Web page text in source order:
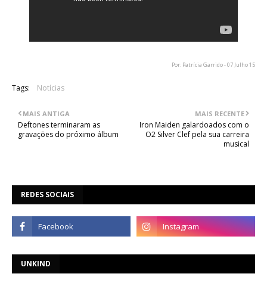
Por: Patrícia Garrido - 07 Julho 15
Tags: Notícias
MAIS RECENTE
Iron Maiden galardoados com o
O2 Silver Clef pela sua carreira
musical
MAIS ANTIGA
Deftones terminaram as
gravações do próximo álbum
REDES SOCIAIS
UNKIND